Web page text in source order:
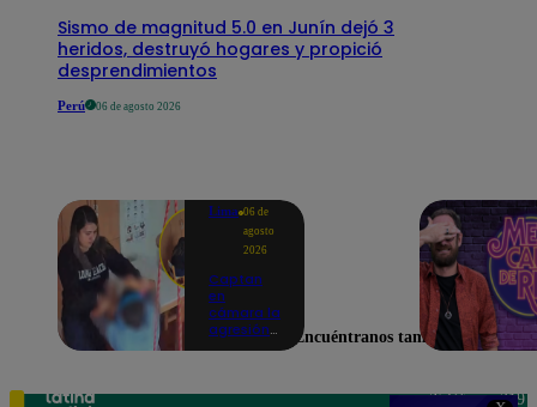
Sismo de magnitud 5.0 en Junín dejó 3
heridos, destruyó hogares y propició
desprendimientos
Perú 06 de agosto 2026
Lima 06 de
agosto
2026
Captan
en
cámara la
agresión
niño con
Encuéntranos también en
Teléfono: 219